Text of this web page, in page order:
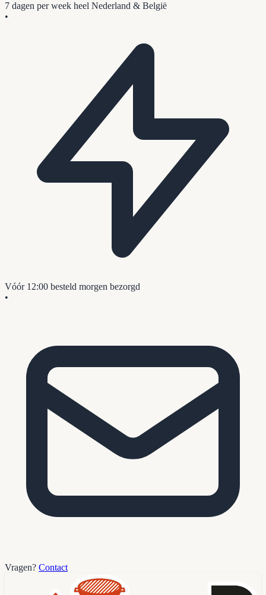
7 dagen per week heel Nederland & België
•
Vóór 12:00 besteld morgen bezorgd
•
Vragen? Contact